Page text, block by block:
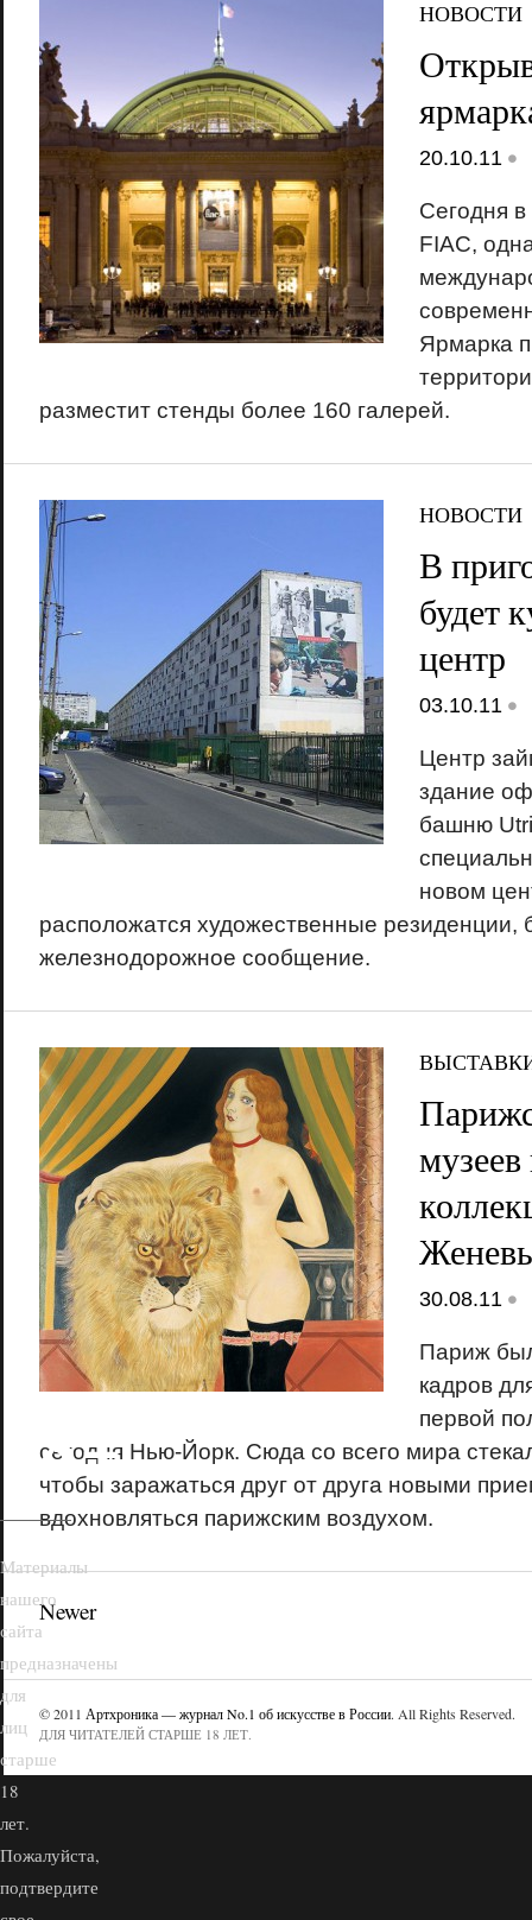
НОВОСТИ
20.10.11 •
Сегодня
FIAC,
Ярмарка
разместит стенды более 160 галерей.
НОВОСТИ
В
будет
центр
03.10.11 •
Центр
здание
башню
новом
расположатся художественные резиденции,
железнодорожное сообщение.
30.08.11 •
Париж
кадров
первой
сегодня Нью-Йорк. Сюда со всего мира
чтобы заражаться друг от друга новыми
вдохновляться парижским воздухом.
Newer
© 2011 Артхроника — журнал No.1 об искусстве в России. All Rights Reserved.
ДЛЯ ЧИТАТЕЛЕЙ СТАРШЕ 18 ЛЕТ.
18+
Материалы
нашего
сайта
предназначены
для
лиц
старше
18
лет.
Пожалуйста,
подтвердите